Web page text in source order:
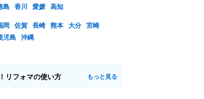
島 香川 愛媛 高知
岡 佐賀 長崎 熊本 大分 宮崎
児島 沖縄
リフォマの使い方 もっと見る